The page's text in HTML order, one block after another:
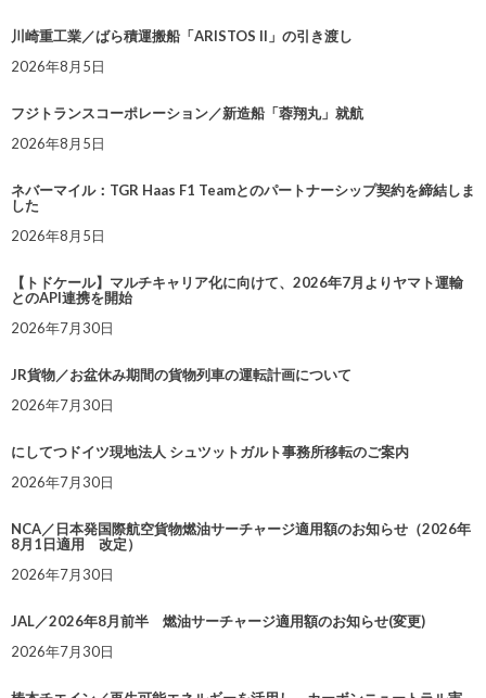
川崎重工業／ばら積運搬船「ARISTOS II」の引き渡し
2026年8月5日
フジトランスコーポレーション／新造船「蓉翔丸」就航
2026年8月5日
ネバーマイル：TGR Haas F1 Teamとのパートナーシップ契約を締結しま
した
2026年8月5日
【トドケール】マルチキャリア化に向けて、2026年7月よりヤマト運輸
とのAPI連携を開始
2026年7月30日
JR貨物／お盆休み期間の貨物列車の運転計画について
2026年7月30日
にしてつドイツ現地法人 シュツットガルト事務所移転のご案内
2026年7月30日
NCA／日本発国際航空貨物燃油サーチャージ適用額のお知らせ（2026年
8月1日適用 改定）
2026年7月30日
JAL／2026年8月前半 燃油サーチャージ適用額のお知らせ(変更)
2026年7月30日